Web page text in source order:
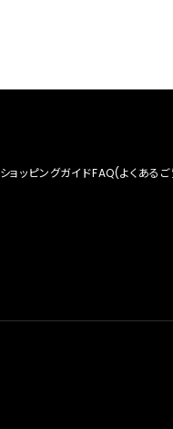
ショッピングガイドFAQ(よくある